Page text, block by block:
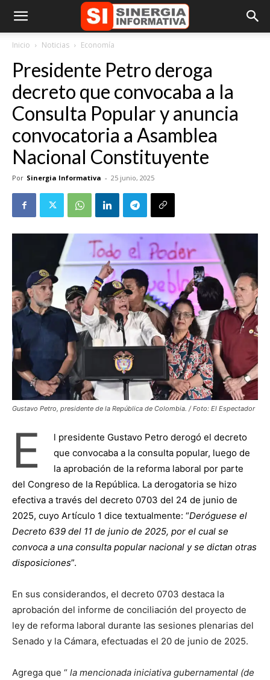
Inicio Noticias Economía
Presidente Petro deroga
decreto que convocaba a la
Consulta Popular y anuncia
convocatoria a Asamblea
Nacional Constituyente
Por Sinergia Informativa - 25 junio, 2025
Gustavo Petro, presidente de la República de Colombia. / Foto: El Espectador
E
l presidente Gustavo Petro derogó el decreto
que convocaba a la consulta popular, luego de
la aprobación de la reforma laboral por parte
del Congreso de la República. La derogatoria se hizo
efectiva a través del decreto 0703 del 24 de junio de
2025, cuyo Artículo 1 dice textualmente: “Deróguese el
Decreto 639 del 11 de junio de 2025, por el cual se
convoca a una consulta popular nacional y se dictan otras
disposiciones”.
En sus considerandos, el decreto 0703 destaca la
aprobación del informe de conciliación del proyecto de
ley de reforma laboral durante las sesiones plenarias del
Senado y la Cámara, efectuadas el 20 de junio de 2025.
Agrega que “ la mencionada iniciativa gubernamental (de